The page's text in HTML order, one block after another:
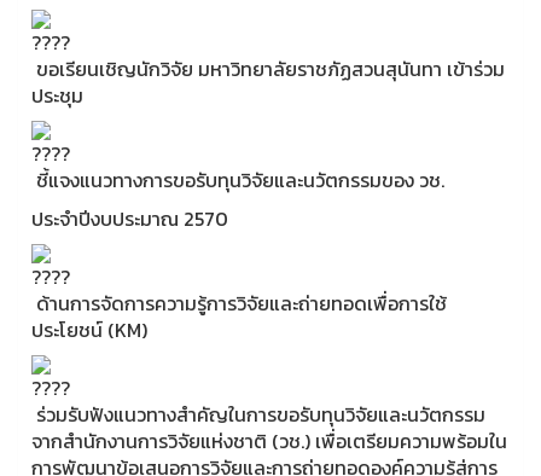
ขอเรียนเชิญนักวิจัย มหาวิทยาลัยราชภัฏสวนสุนันทา เข้าร่วม
ประชุม
ชี้แจงแนวทางการขอรับทุนวิจัยและนวัตกรรมของ วช.
ประจำปีงบประมาณ 2570
ด้านการจัดการความรู้การวิจัยและถ่ายทอดเพื่อการใช้
ประโยชน์ (KM)
ร่วมรับฟังแนวทางสำคัญในการขอรับทุนวิจัยและนวัตกรรม
จากสำนักงานการวิจัยแห่งชาติ (วช.) เพื่อเตรียมความพร้อมใน
การพัฒนาข้อเสนอการวิจัยและการถ่ายทอดองค์ความรู้สู่การ